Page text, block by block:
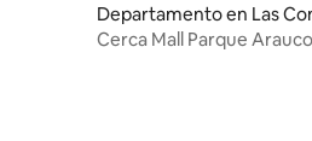
Departamento en Las
Cerca Mall Parque